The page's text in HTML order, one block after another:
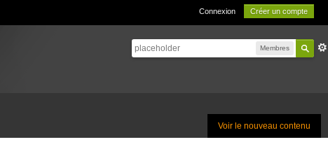
Connexion Créer un compte
Membres
Voir le nouveau contenu